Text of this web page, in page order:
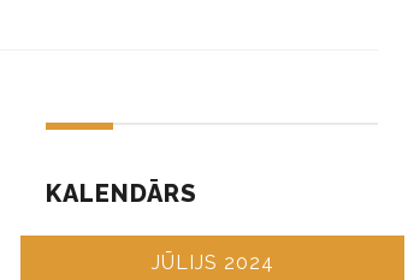
KALENDĀRS
JŪLIJS 2024